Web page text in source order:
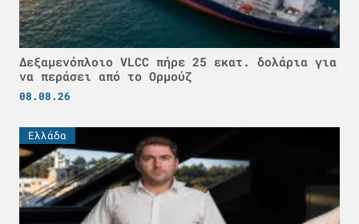
Δεξαμενόπλοιο VLCC πήρε 25 εκατ. δολάρια για
να περάσει από το Ορμούζ
08.08.26
Ελλάδα